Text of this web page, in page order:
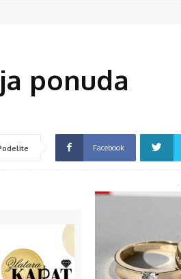
ponuda
Facebook
-